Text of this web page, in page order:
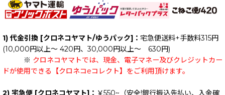
1) 代金引換 [クロネコヤマト/ゆうパック]： 宅急便送料+手数料315円
(10,000円以上～ 420円、30,000円以上～ 630円)
※ クロネコヤマトでは、現金、電子マネー及びクレジットカー
ドが使用できる【クロネコeコレクト】をご利用頂けます。
2) 宅急便 [クロネコヤマト]： ￥550~（安全!銀行振込先払い、入金確